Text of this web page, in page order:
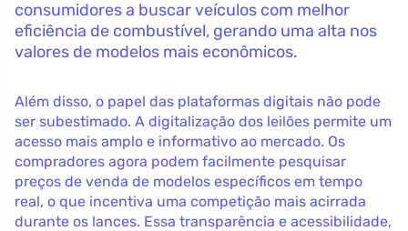
consumidores a buscar veículos com melhor
eficiência de combustível, gerando uma alta nos
valores de modelos mais econômicos.
Além disso, o papel das plataformas digitais não pode
ser subestimado. A digitalização dos leilões permite um
acesso mais amplo e informativo ao mercado. Os
compradores agora podem facilmente pesquisar
preços de venda de modelos específicos em tempo
real, o que incentiva uma competição mais acirrada
durante os lances. Essa transparência e acessibilidade,